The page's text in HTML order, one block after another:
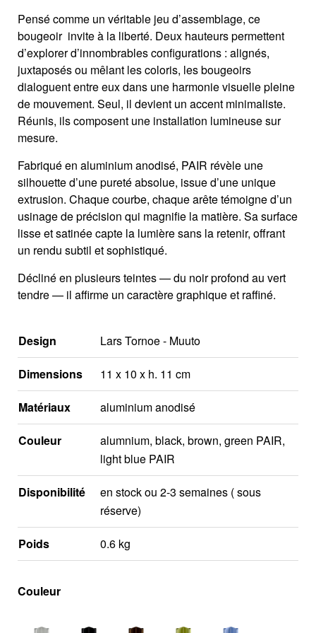
Pensé comme un véritable jeu d’assemblage, ce
bougeoir invite à la liberté. Deux hauteurs permettent
d’explorer d’innombrables configurations : alignés,
juxtaposés ou mêlant les coloris, les bougeoirs
dialoguent entre eux dans une harmonie visuelle pleine
de mouvement. Seul, il devient un accent minimaliste.
Réunis, ils composent une installation lumineuse sur
mesure.
Fabriqué en aluminium anodisé, PAIR révèle une
silhouette d’une pureté absolue, issue d’une unique
extrusion. Chaque courbe, chaque arête témoigne d’un
usinage de précision qui magnifie la matière. Sa surface
lisse et satinée capte la lumière sans la retenir, offrant
un rendu subtil et sophistiqué.
Décliné en plusieurs teintes — du noir profond au vert
tendre — il affirme un caractère graphique et raffiné.
Design Lars Tornoe - Muuto
Dimensions 11 x 10 x h. 11 cm
Matériaux aluminium anodisé
Couleur
alumnium, black, brown, green PAIR,
light blue PAIR
Disponibilité
en stock ou 2-3 semaines ( sous
réserve)
Poids 0.6 kg
Couleur